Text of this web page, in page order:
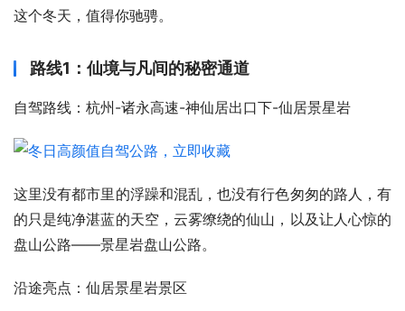
这个冬天，值得你驰骋。
路线1：仙境与凡间的秘密通道
自驾路线：杭州-诸永高速-神仙居出口下-仙居景星岩
这里没有都市里的浮躁和混乱，也没有行色匆匆的路人，有
的只是纯净湛蓝的天空，云雾缭绕的仙山，以及让人心惊的
盘山公路——景星岩盘山公路。
沿途亮点：仙居景星岩景区